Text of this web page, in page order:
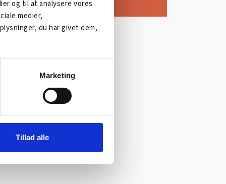
og til at analysere vores
medier,
du har givet dem,
Marketing
Tillad alle